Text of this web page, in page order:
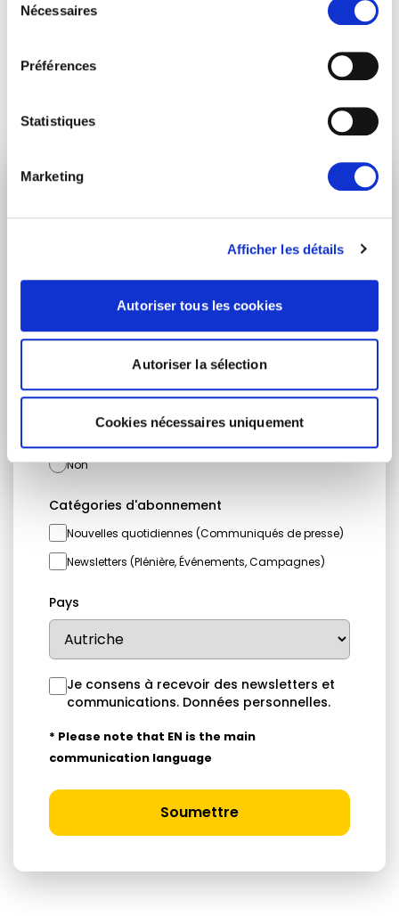
Nécessaires
Préférences
Statistiques
Marketing
Afficher les détails
Autoriser tous les cookies
Autoriser la sélection
Cookies nécessaires uniquement
audacieuses »
Partager :
Nom
Je suis un journaliste
Non
Catégories d'abonnement
Nouvelles quotidiennes (Communiqués de presse)
Newsletters (Plénière, Événements, Campagnes)
Pays
Je consens à recevoir des newsletters et
communications. Données personnelles.
* Please note that EN is the main
communication language
Soumettre